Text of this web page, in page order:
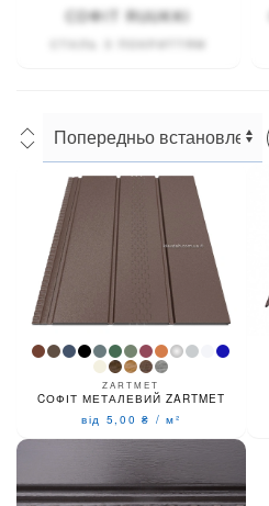
СОФІТ RUUKKI
Сортування:
ZARTMET
CОФІТ МЕТАЛЕВИЙ ZARTMET
від 5,00₴ / м²